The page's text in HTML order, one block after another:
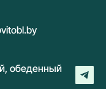
обеденный